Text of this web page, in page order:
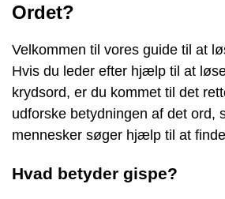
Ordet?
Velkommen til vores guide til at
Hvis du leder efter hjælp til at
krydsord, er du kommet til det
udforske betydningen af det ord,
mennesker søger hjælp til at
Hvad betyder gispe?